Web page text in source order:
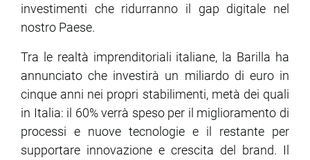
investimenti che ridurranno il gap digitale nel
nostro Paese.
Tra le realtà imprenditoriali italiane, la Barilla ha
annunciato che investirà un miliardo di euro in
cinque anni nei propri stabilimenti, metà dei quali
in Italia: il 60% verrà speso per il miglioramento di
processi e nuove tecnologie e il restante per
supportare innovazione e crescita del brand. Il